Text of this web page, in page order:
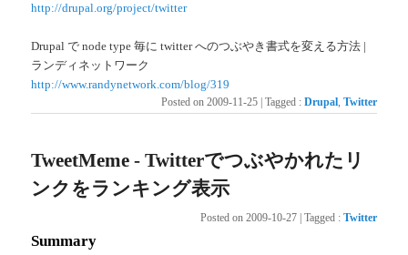
http://drupal.org/project/twitter
Drupal で node type 毎に twitter へのつぶやき書式を変える方法 |
ランディネットワーク
http://www.randynetwork.com/blog/319
Posted on 2009-11-25 Tagged : Drupal, Twitter
TweetMeme - Twitterでつぶやかれたリ
ンクをランキング表示
Posted on 2009-10-27 | Tagged : Twitter
Summary